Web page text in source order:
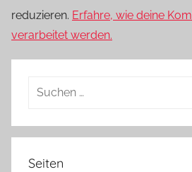
reduzieren. Erfahre, wie deine
verarbeitet werden.
Suchen
Seiten